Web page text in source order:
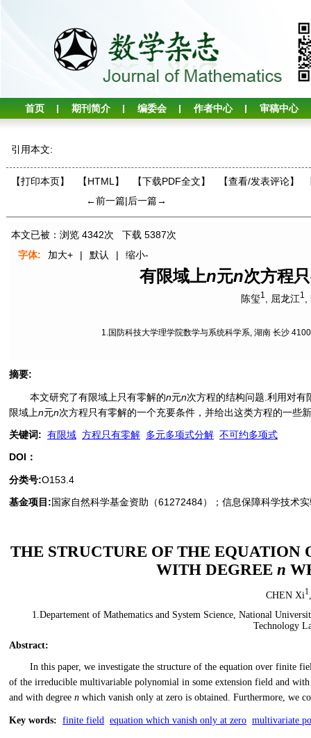
首页 期刊简介 编委会 作者中心 审稿中心
引用本文:
【打印本页】 【HTML】 【下载PDF全文】 【查看/发表评论】
←前一篇|后一篇→
本文已被：浏览 4342次 下载 5387次
字体:
加大+ | 默认 | 缩小-
有限域上n元n次方程
陈玺1 屈龙江1
1.国防科技大学理学院数学与系统科学系, 湖南 长沙
摘要:
本文研究了有限域上只有零解的n元n次方程的结构问题.利用对
限域上n元n次方程只有零解的一个充要条件，并给出这类方程的一些
关键词: 有限域 方程只有零解 多元多项式分解 不可约多项式
DOI：
分类号:O153.4
基金项目:国家自然科学基金资助（61272484）；信息保障科学技术
THE STRUCTURE OF THE
WITH DEGREE n
CHEN Xi1
1.Departement of Mathematics and System Science, National
Technology
Abstract:
In this paper, we investigate the structure of the equation over finite
of the irreducible multivariable polynomial in some extension field and
and with degree n which vanish only at zero is obtained. Furthermore, we
Key words: finite field equation which vanish only at zero multivariate